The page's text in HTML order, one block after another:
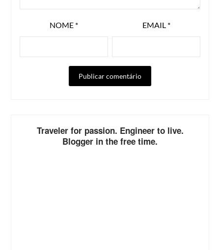
NOME * EMAIL *
Traveler for passion. Engineer to live.
Blogger in the free time.